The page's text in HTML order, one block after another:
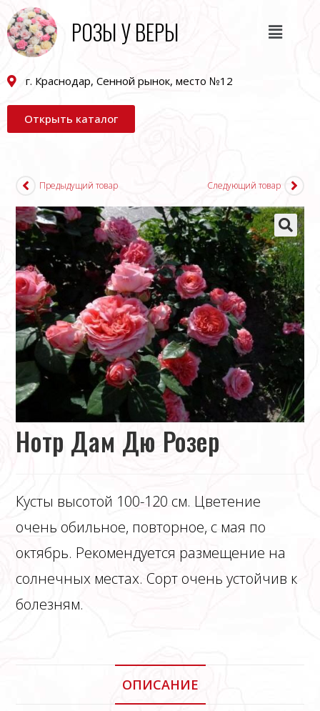
РОЗЫ У ВЕРЫ
г. Краснодар, Сенной рынок, место №12
Открыть каталог
Предыдущий товар Следующий товар
Нотр Дам Дю Розер
Кусты высотой 100-120 см. Цветение
очень обильное, повторное, с мая по
октябрь. Рекомендуется размещение на
солнечных местах. Сорт очень устойчив к
болезням.
ОПИСАНИЕ